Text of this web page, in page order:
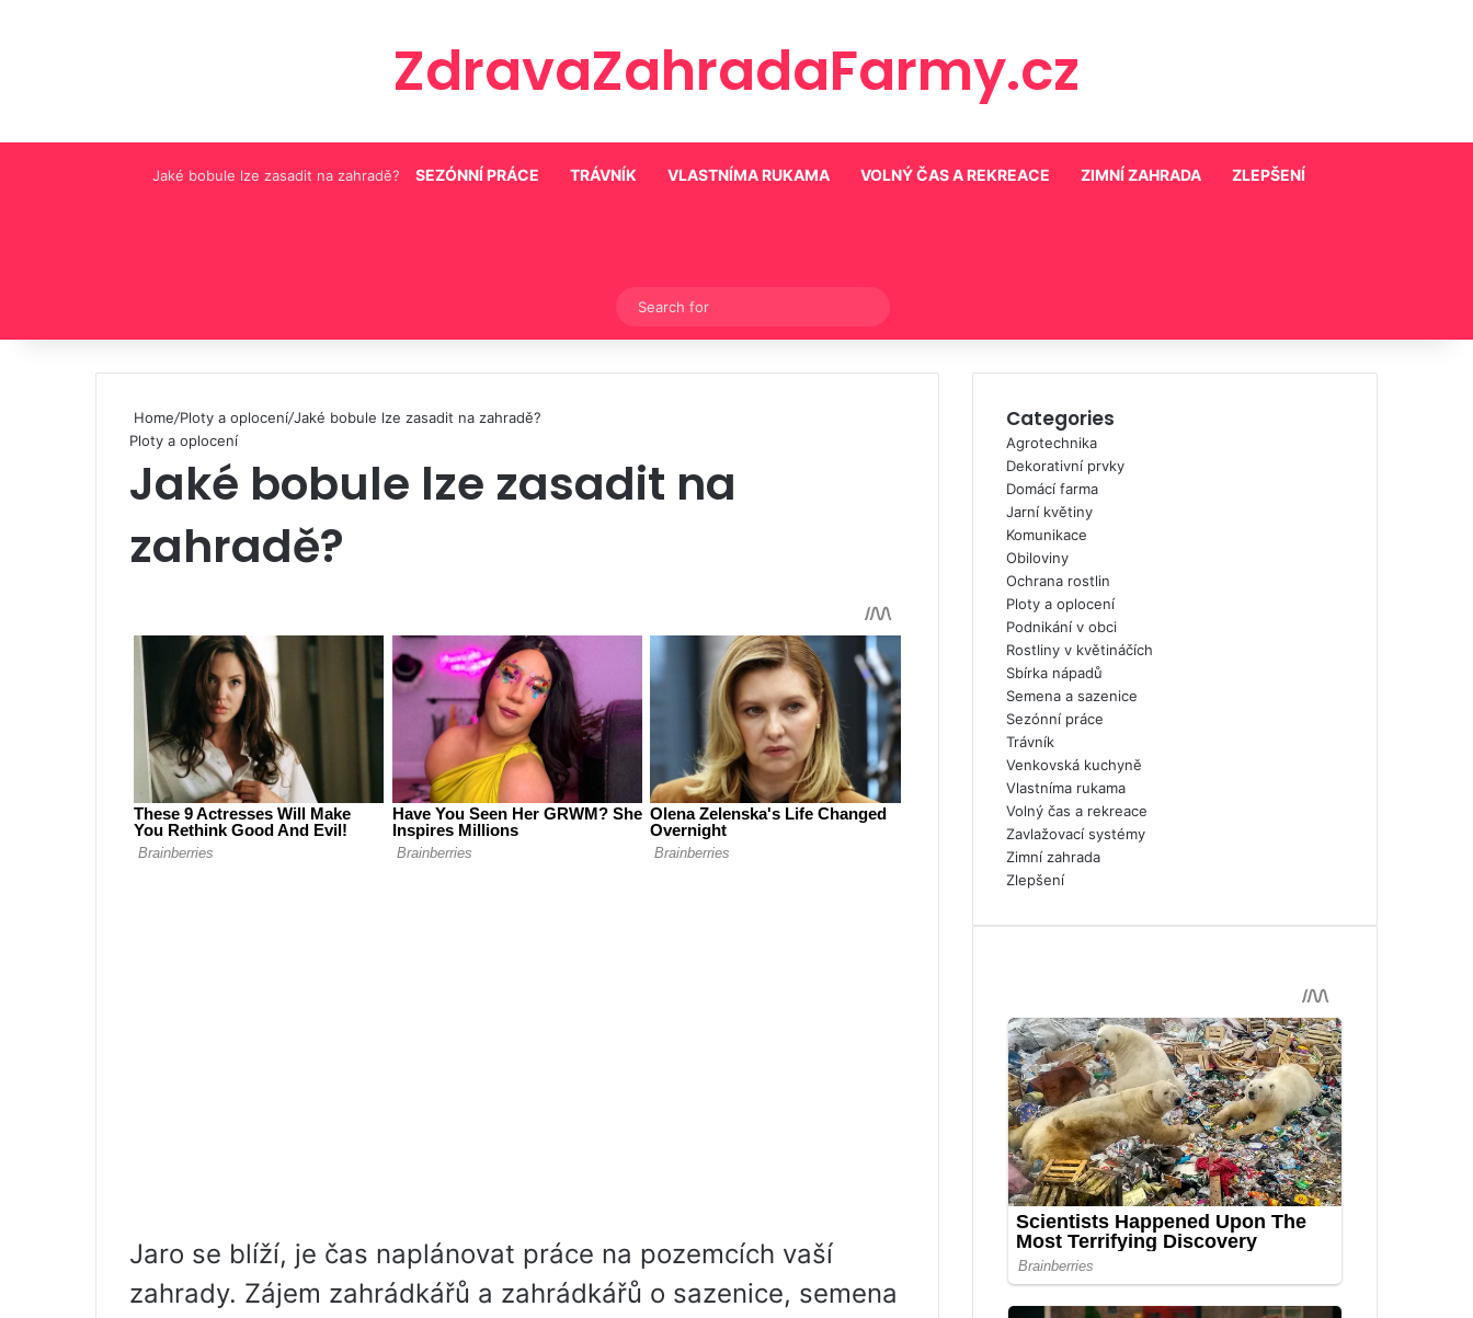
ZdravaZahradaFarmy.cz
Jaké bobule lze zasadit na zahradě? SEZÓNNÍ PRÁCE TRÁVNÍK VLASTNÍMA RUKAMA VOLNÝ ČAS A REKREACE ZIMNÍ ZAHRADA ZLEPŠENÍ
Switch skin
for
Home/Ploty a oplocení/Jaké bobule lze zasadit na zahradě?
Ploty a oplocení
Jaké bobule lze zasadit na
zahradě?
Jaro se blíží, je čas naplánovat práce na pozemcích vaší
zahrady. Zájem zahrádkářů a zahrádkářů o sazenice, semena
Categories
Agrotechnika
Dekorativní prvky
Domácí farma
Jarní květiny
Komunikace
Obiloviny
Ochrana rostlin
Ploty a oplocení
Podnikání v obci
Rostliny v květináčích
Sbírka nápadů
Semena a sazenice
Sezónní práce
Trávník
Venkovská kuchyně
Vlastníma rukama
Volný čas a rekreace
Zavlažovací systémy
Zimní zahrada
Zlepšení